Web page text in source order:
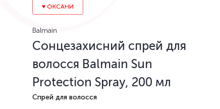
♥️ ОКСАНИ
Balmain
Сонцезахисний спрей для
волосся Balmain Sun
Protection Spray, 200 мл
Спрей для волосся